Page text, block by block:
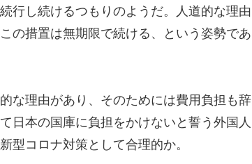
行し続けるつもりのようだ。人道的な理由
の措置は無期限で続ける、という姿勢であ
な理由があり、そのためには費用負担も辞
日本の国庫に負担をかけないと誓う外国人
型コロナ対策として合理的か。